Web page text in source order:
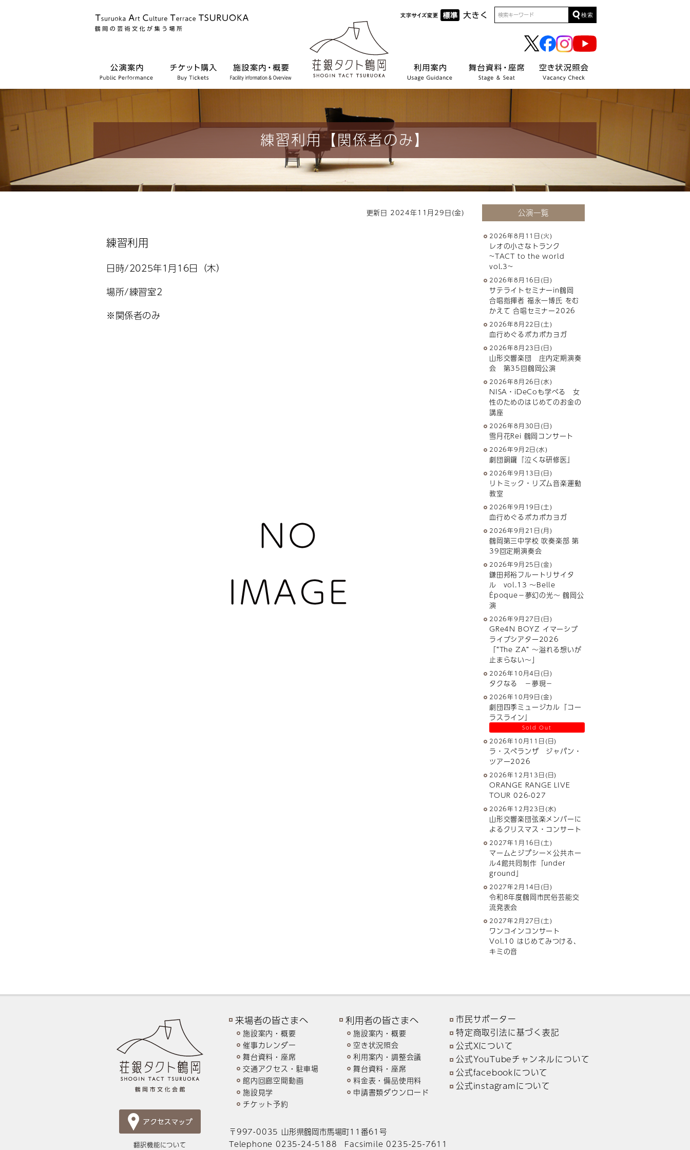
検索
練習利用【関係者のみ】
更新日 2024年11月29日(金)
練習利用
日時/2025年1月16日（木）
場所/練習室2
※関係者のみ
公演一覧
2026年8月11日(火)
レオの小さなトランク
~TACT to the world
vol.3~
2026年8月16日(日)
サテライトセミナーin鶴岡
合唱指揮者 福永一博氏 をむ
かえて 合唱セミナー2026
2026年8月22日(土)
血行めぐるポカポカヨガ
2026年8月23日(日)
山形交響楽団 庄内定期演奏
会 第35回鶴岡公演
2026年8月26日(水)
NISA・iDeCoも学べる 女
性のためのはじめてのお金の
講座
2026年8月30日(日)
雪月花Rei 鶴岡コンサート
2026年9月2日(水)
劇団銅鑼『泣くな研修医』
2026年9月13日(日)
リトミック・リズム音楽運動
教室
2026年9月19日(土)
血行めぐるポカポカヨガ
2026年9月21日(月)
鶴岡第三中学校 吹奏楽部 第
39回定期演奏会
2026年9月25日(金)
鎌田邦裕フルートリサイタ
ル vol.13 ～Belle
Époque－夢幻の光～ 鶴岡公
演
2026年9月27日(日)
GRe4N BOYZ イマーシブ
ライブシアター2026
「“The ZA” 〜溢れる想いが
止まらない〜」
2026年10月4日(日)
タクなる －夢現－
2026年10月9日(金)
劇団四季ミュージカル『コー
ラスライン』
Sold Out
2026年10月11日(日)
ラ・スペランザ ジャパン・
ツアー2026
2026年12月13日(日)
ORANGE RANGE LIVE
TOUR 026-027
2026年12月23日(水)
山形交響楽団弦楽メンバーに
よるクリスマス・コンサート
2027年1月16日(土)
マームとジプシー×公共ホー
ル4館共同制作『under
ground』
2027年2月14日(日)
令和8年度鶴岡市民俗芸能交
流発表会
2027年2月27日(土)
ワンコインコンサート
Vol.10 はじめてみつける、
キミの音
来場者の皆さまへ
施設案内・概要
催事カレンダー
舞台資料・座席
交通アクセス・駐車場
館内回廊空間動画
施設見学
チケット予約
利用者の皆さまへ
施設案内・概要
空き状況照会
利用案内・調整会議
舞台資料・座席
料金表・備品使用料
申請書類ダウンロード
市民サポーター
特定商取引法に基づく表記
公式Xについて
公式YouTubeチャンネルについて
公式facebookについて
公式instagramについて
〒997-0035 山形県鶴岡市馬場町11番61号
Telephone 0235-24-5188 Facsimile 0235-25-7611
翻訳機能について